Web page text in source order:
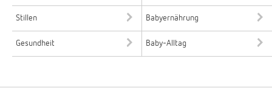
Stillen Babyernährung
Gesundheit Baby-Alltag